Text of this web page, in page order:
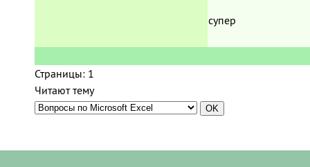
супер
Страницы: 1
Читают тему